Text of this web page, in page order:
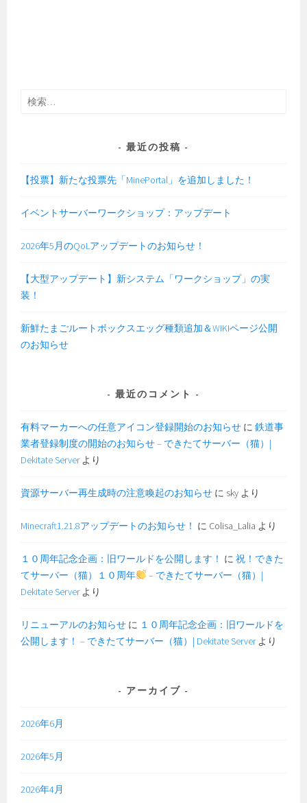
検
最近の投稿
【投票】新たな投票先「MinePortal」を追加しました！
イベントサーバーワークショップ：アップデート
2026年5月のQoLアップデートのお知らせ！
【大型アップデート】新システム「ワークショップ」の実
装！
新鮮たまごルートボックスエッグ種類追加＆WIKIページ公開
のお知らせ
最近のコメント
有料マーカーへの任意アイコン登録開始のお知らせ に鉄道事
業者登録制度の開始のお知らせ – できたてサーバー（猫）|
Dekitate Serverより
資源サーバー再生成時の注意喚起のお知らせ に sky より
Minecraft1.21.8アップデートのお知らせ！ に Colisa_Lalia より
１０周年記念企画：旧ワールドを公開します！ に祝！できた
てサーバー（猫）１０周年
– できたてサーバー（猫）|
Dekitate Serverより
リニューアルのお知らせ に １０周年記念企画：旧ワールドを
公開します！ – できたてサーバー（猫）| Dekitate Serverより
アーカイブ
2026年6月
2026年5月
2026年4月